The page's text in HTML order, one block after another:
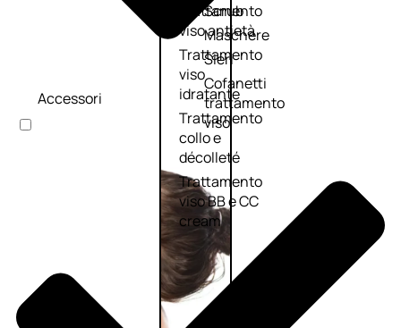
Trattamento
viso antietà
Trattamento
viso
idratante
Trattamento
collo e
décolleté
Trattamento
viso BB e CC
cream
Scrub
Maschere
Sieri
Cofanetti
trattamento
viso
Accessori